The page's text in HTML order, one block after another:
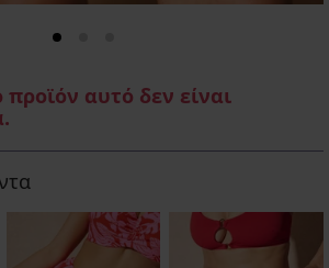
αυτό δεν είναι